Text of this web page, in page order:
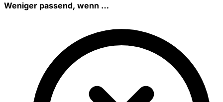
Weniger passend, wenn …